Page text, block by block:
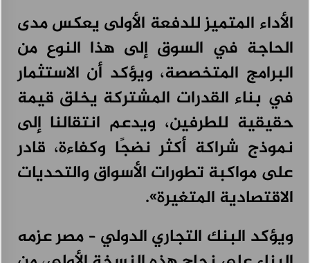
الأداء المتميز للدفعة الأولى يعكس مدى
الحاجة في السوق إلى هذا النوع من
البرامج المتخصصة، ويؤكد أن الاستثمار
في بناء القدرات المشتركة يخلق قيمة
حقيقية للطرفين، ويدعم انتقالنا إلى
نموذج شراكة أكثر نضجًا وكفاءة، قادر
على مواكبة تطورات الأسواق والتحديات
الاقتصادية المتغيرة».
ويؤكد البنك التجاري الدولي – مصر عزمه